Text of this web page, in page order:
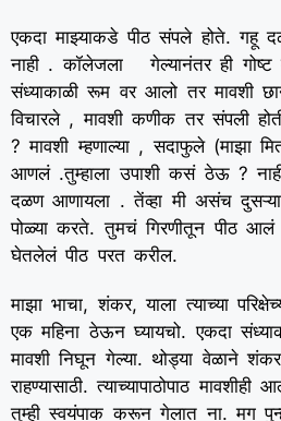
एकदा माझ्याकडे पीठ संपले होते. गहू
नाही . कॉलेजला गेल्यानंतर ही गोष्ट
संध्याकाळी रूम वर आलो तर मावशी
विचारले , मावशी कणीक तर संपली
? मावशी म्हणाल्या , सदाफुले (माझा
आणलं .तुम्हाला उपाशी कसं ठेऊ ?
दळण आणायला . तेंव्हा मी असंच
पोळ्या करते. तुमचं गिरणीतून पीठ
घेतलेलं पीठ परत करील.
माझा भाचा, शंकर, याला त्याच्या
एक महिना ठेऊन घ्यायचो. एकदा
मावशी निघून गेल्या. थोड्या वेळाने
राहण्यासाठी. त्याच्यापाठोपाठ
तुम्ही स्वयंपाक करून गेलात ना. मग